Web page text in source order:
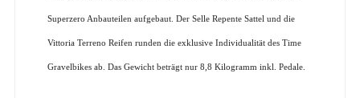
Superzero Anbauteilen aufgebaut. Der Selle Repente Sattel und die
Vittoria Terreno Reifen runden die exklusive Individualität des Time
Gravelbikes ab. Das Gewicht beträgt nur 8,8 Kilogramm inkl. Pedale.